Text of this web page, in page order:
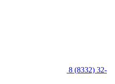
8 (8332) 32-